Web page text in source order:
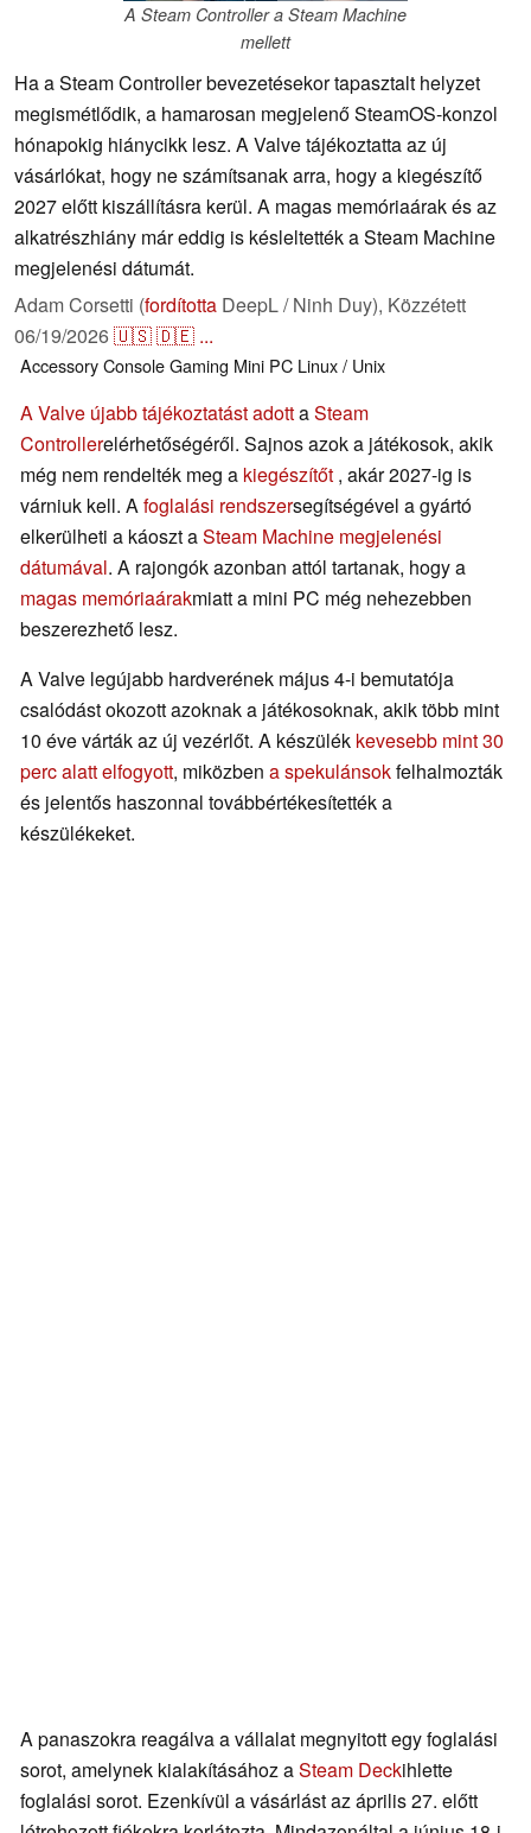
A Steam Controller a Steam Machine
mellett
Ha a Steam Controller bevezetésekor tapasztalt helyzet
megismétlődik, a hamarosan megjelenő SteamOS-konzol
hónapokig hiánycikk lesz. A Valve tájékoztatta az új
vásárlókat, hogy ne számítsanak arra, hogy a kiegészítő
2027 előtt kiszállításra kerül. A magas memóriaárak és az
alkatrészhiány már eddig is késleltették a Steam Machine
megjelenési dátumát.
Adam Corsetti (fordította DeepL / Ninh Duy), Közzétett
06/19/2026🇺🇸🇩🇪 ...
AccessoryConsoleGaming Mini PC Linux / Unix
A Valve újabb tájékoztatást adottaSteam
Controllerelérhetőségéről. Sajnos azok a játékosok, akik
még nem rendelték meg a kiegészítőt , akár 2027-ig is
várniuk kell. Afoglalási rendszersegítségével a gyártó
elkerülheti a káoszt aSteam Machine megjelenési
dátumával. A rajongók azonban attól tartanak, hogy a
magas memóriaárakmiatt a mini PC még nehezebben
beszerezhető lesz.
A Valve legújabb hardverének május 4-i bemutatója
csalódást okozott azoknak a játékosoknak, akik több mint
10 éve várták az új vezérlőt. A készülék kevesebb mint 30
perc alatt elfogyott, miközben a spekulánsokfelhalmozták
és jelentős haszonnal továbbértékesítették a
készülékeket.
A panaszokra reagálva a vállalat megnyitott egy foglalási
sorot, amelynek kialakításához aSteam Deckihlette
foglalási sorot. Ezenkívül a vásárlást az április 27. előtt